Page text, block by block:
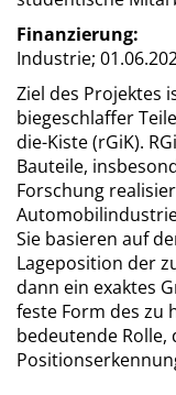
Finanzierung:
Industrie;
Ziel des Projektes
biegeschlaffer
die-Kiste (rGiK).
Bauteile,
Forschung
Sie basieren auf
Lageposition der
dann ein exaktes
feste Form des zu
bedeutende